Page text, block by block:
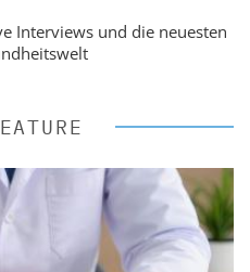
Interviews und die neuesten